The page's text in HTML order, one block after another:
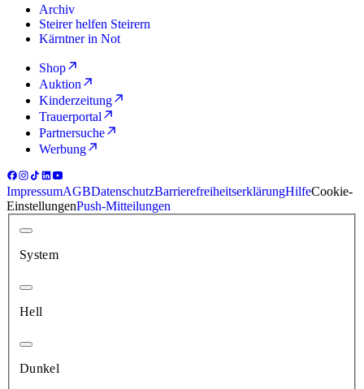
Archiv
Steirer helfen Steirern
Kärntner in Not
Shop
Auktion
Kinderzeitung
Trauerportal
Partnersuche
Werbung
ImpressumAGBDatenschutzBarrierefreiheitserklärungHilfeCookie-
EinstellungenPush-Mitteilungen
System
Hell
Dunkel